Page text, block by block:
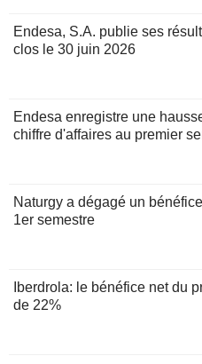
Endesa, S.A. publie ses
clos le 30 juin 2026
Endesa enregistre une
chiffre d'affaires au premier
Naturgy a dégagé un
1er semestre
Iberdrola: le bénéfice net du
de 22%